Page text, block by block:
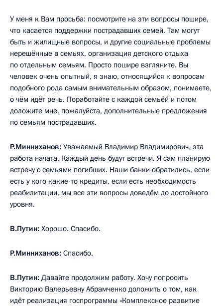
У меня к Вам просьба: посмотрите на эти вопросы пошире,
что касается поддержки пострадавших семей. Там могут
быть и жилищные вопросы, и другие социальные проблемы
нерешённые в семьях, организация детского отдыха
по отдельным семьям. Просто пошире взгляните. Вы
человек очень опытный, я знаю, относящийся к вопросам
подобного рода самым внимательным образом, понимаете,
о чём идёт речь. Поработайте с каждой семьёй и потом
доложите мне, пожалуйста, дополнительные предложения
по семьям пострадавших.
Р.Минниханов: Уважаемый Владимир Владимирович, эта
работа начата. Каждый день будут встречи. Я сам планирую
встречу с семьями погибших. Наши банки обратились, если
есть у кого какие-то кредиты, если есть необходимость
реабилитации, мы все эти вопросы доведём до достойного
уровня.
В.Путин: Хорошо. Спасибо.
Р.Минниханов: Спасибо.
В.Путин: Давайте продолжим работу. Хочу попросить
Викторию Валерьевну Абрамченко доложить о том, как
идёт реализация госпрограммы «Комплексное развитие